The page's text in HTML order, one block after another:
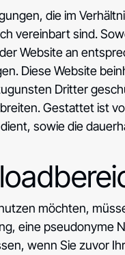
die im
vereinbart sind.
Website an
Diese Website
Dritter
Gestattet ist
sowie die
möchten,
eine pseudonyme
wenn Sie zuvor